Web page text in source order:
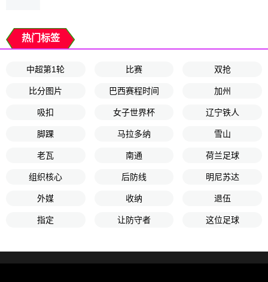
热门标签
中超第1轮 比赛 双抢
比分图片 巴西赛程时间 加州
吸扣 女子世界杯 辽宁铁人
脚踝 马拉多纳 雪山
老瓦 南通 荷兰足球
组织核心 后防线 明尼苏达
外媒 收纳 退伍
指定 让防守者 这位足球